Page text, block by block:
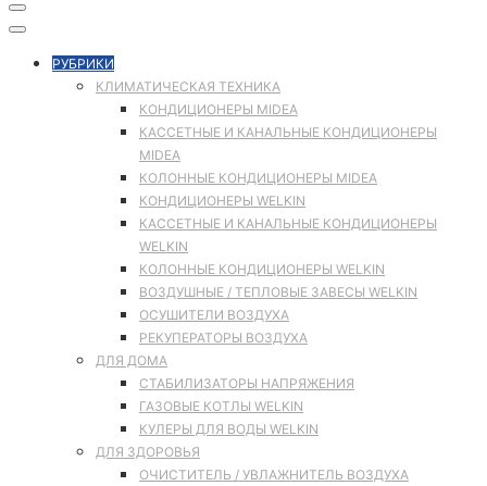
РУБРИКИ
КЛИМАТИЧЕСКАЯ ТЕХНИКА
КОНДИЦИОНЕРЫ MIDEA
КАССЕТНЫЕ И КАНАЛЬНЫЕ КОНДИЦИОНЕРЫ
MIDEA
КОЛОННЫЕ КОНДИЦИОНЕРЫ MIDEA
КОНДИЦИОНЕРЫ WELKIN
КАССЕТНЫЕ И КАНАЛЬНЫЕ КОНДИЦИОНЕРЫ
WELKIN
КОЛОННЫЕ КОНДИЦИОНЕРЫ WELKIN
ВОЗДУШНЫЕ / ТЕПЛОВЫЕ ЗАВЕСЫ WELKIN
ОСУШИТЕЛИ ВОЗДУХА
РЕКУПЕРАТОРЫ ВОЗДУХА
ДЛЯ ДОМА
СТАБИЛИЗАТОРЫ НАПРЯЖЕНИЯ
ГАЗОВЫЕ КОТЛЫ WELKIN
КУЛЕРЫ ДЛЯ ВОДЫ WELKIN
ДЛЯ ЗДОРОВЬЯ
ОЧИСТИТЕЛЬ / УВЛАЖНИТЕЛЬ ВОЗДУХА